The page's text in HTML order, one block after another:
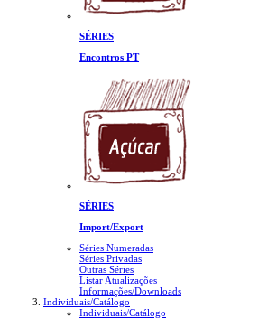
SÉRIES
Encontros PT
SÉRIES
Import/Export
Séries Numeradas
Séries Privadas
Outras Séries
Listar Atualizações
Informações/Downloads
Individuais/Catálogo
Individuais/Catálogo